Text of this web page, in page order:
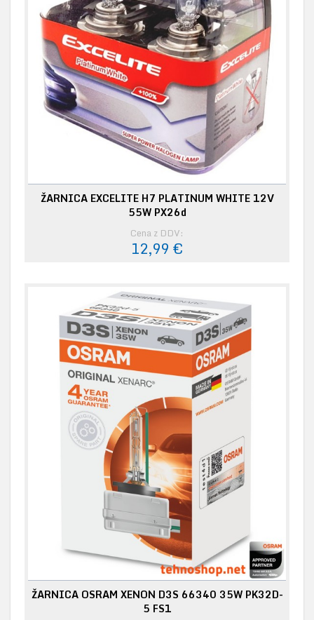
ŽARNICA EXCELITE H7 PLATINUM WHITE 12V
55W PX26d
Cena z DDV:
12,99 €
ŽARNICA OSRAM XENON D3S 66340 35W PK32D-
5 FS1